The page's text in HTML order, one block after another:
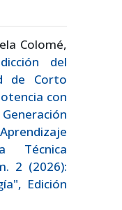
Colomé,
del
de Corto
con
Técnica
2 (2026):
Edición